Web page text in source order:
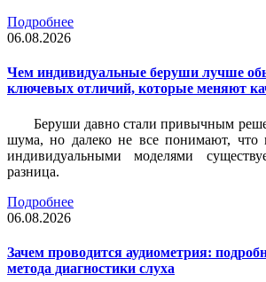
Подробнее
06.08.2026
Чем индивидуальные беруши лучше
ключевых отличий, которые меняют
Беруши давно стали привычным
шума, но далеко не все понимают,
индивидуальными моделями
разница.
Подробнее
06.08.2026
Зачем проводится аудиометрия:
метода диагностики слуха